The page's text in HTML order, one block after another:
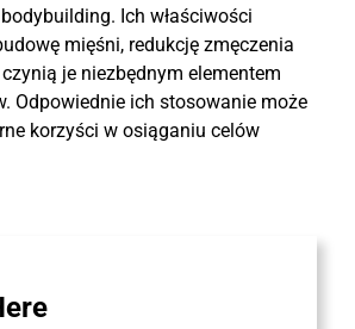
Ich właściwości
mięśni, redukcję zmęczenia
je niezbędnym elementem
Odpowiednie ich stosowanie może
korzyści w osiąganiu celów